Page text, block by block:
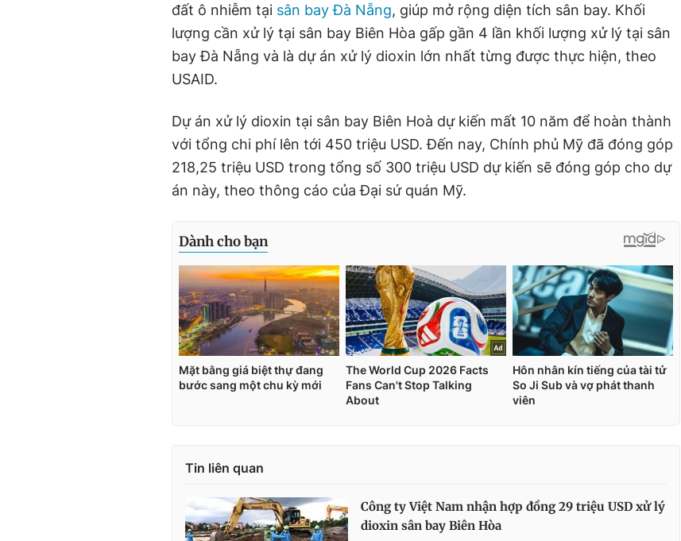
đất ô nhiễm tại sân bay Đà Nẵng, giúp mở rộng diện tích sân bay. Khối
lượng cần xử lý tại sân bay Biên Hòa gấp gần 4 lần khối lượng xử lý tại sân
bay Đà Nẵng và là dự án xử lý dioxin lớn nhất từng được thực hiện, theo
USAID.
Dự án xử lý dioxin tại sân bay Biên Hoà dự kiến mất 10 năm để hoàn thành
với tổng chi phí lên tới 450 triệu USD. Đến nay, Chính phủ Mỹ đã đóng góp
218,25 triệu USD trong tổng số 300 triệu USD dự kiến sẽ đóng góp cho dự
án này, theo thông cáo của Đại sứ quán Mỹ.
Tin liên quan
Công ty Việt Nam nhận hợp đồng 29 triệu USD xử lý
dioxin sân bay Biên Hòa